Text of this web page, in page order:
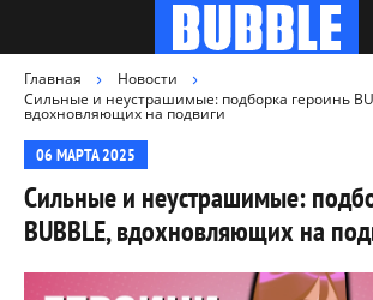
Главная
Новости
Сильные и неустрашимые: подборка героинь
вдохновляющих на подвиги
06 МАРТА 2025
Сильные и неустрашимые:
BUBBLE, вдохновляющих на